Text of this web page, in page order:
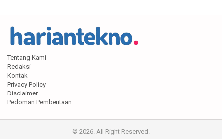
Tentang Kami
Redaksi
Kontak
Privacy Policy
Disclaimer
Pedoman Pemberitaan
© 2026. All Right Reserved.